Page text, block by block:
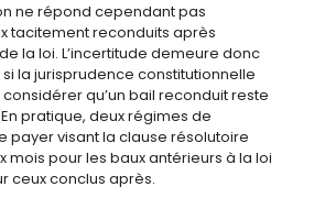
ne répond cependant pas
tacitement reconduits après
la loi. L’incertitude demeure donc
la jurisprudence constitutionnelle
qu’un bail reconduit reste
pratique, deux régimes de
payer visant la clause résolutoire
mois pour les baux antérieurs à la loi
ceux conclus après.